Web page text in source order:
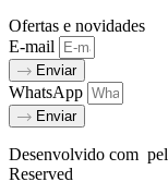
Ofertas e novidades
E-mail
Enviar
WhatsApp
Enviar
Desenvolvido com
Reserved